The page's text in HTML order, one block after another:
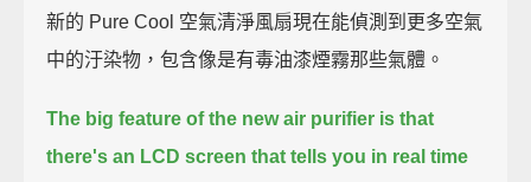
新的 Pure Cool 空氣清淨風扇現在能偵測到更多空氣
中的汙染物，包含像是有毒油漆煙霧那些氣體。
The big feature of the new air purifier is that
there's an LCD screen that tells you in real time